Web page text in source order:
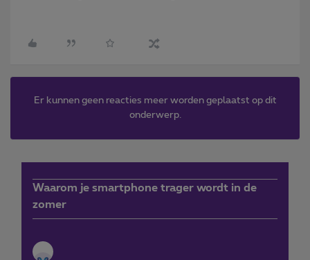
Er kunnen geen reacties meer worden geplaatst op dit
onderwerp.
Waarom je smartphone trager wordt in de
zomer